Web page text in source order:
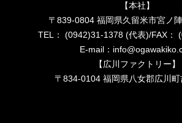
【本社】
〒839-0804 福岡県久留米市宮ノ
TEL： (0942)31-1378 (代表)/FAX：
E-mail：
【広川ファクトリー】
〒834-0104 福岡県八女郡広川町